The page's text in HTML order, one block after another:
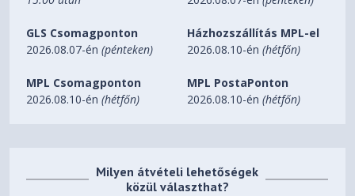
GLS Csomagponton
2026.08.07-én(pénteken)
Házhozszállítás MPL-el
2026.08.10-én(hétfőn)
MPL Csomagponton
2026.08.10-én(hétfőn)
MPL PostaPonton
2026.08.10-én(hétfőn)
Milyen átvételi lehetőségek
közül választhat?